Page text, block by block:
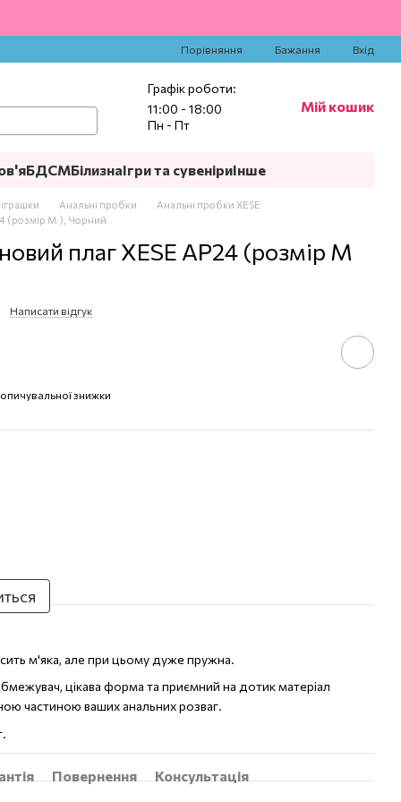
Порівняння Бажання Вхід
Графік роботи:
11:00 - 18:00
Пн - Пт
Мій кошик
БДСМБілизнаІгри та сувеніриІнше
Анальні пробки
Анальні пробки XESE
(розмір M ), Чорний
плаг XESE AP24 (розмір M
Написати відгук
знижки
м'яка, але при цьому дуже пружна.
цікава форма та приємний на дотик матеріал
частиною ваших анальних розваг.
Повернення
Консультація